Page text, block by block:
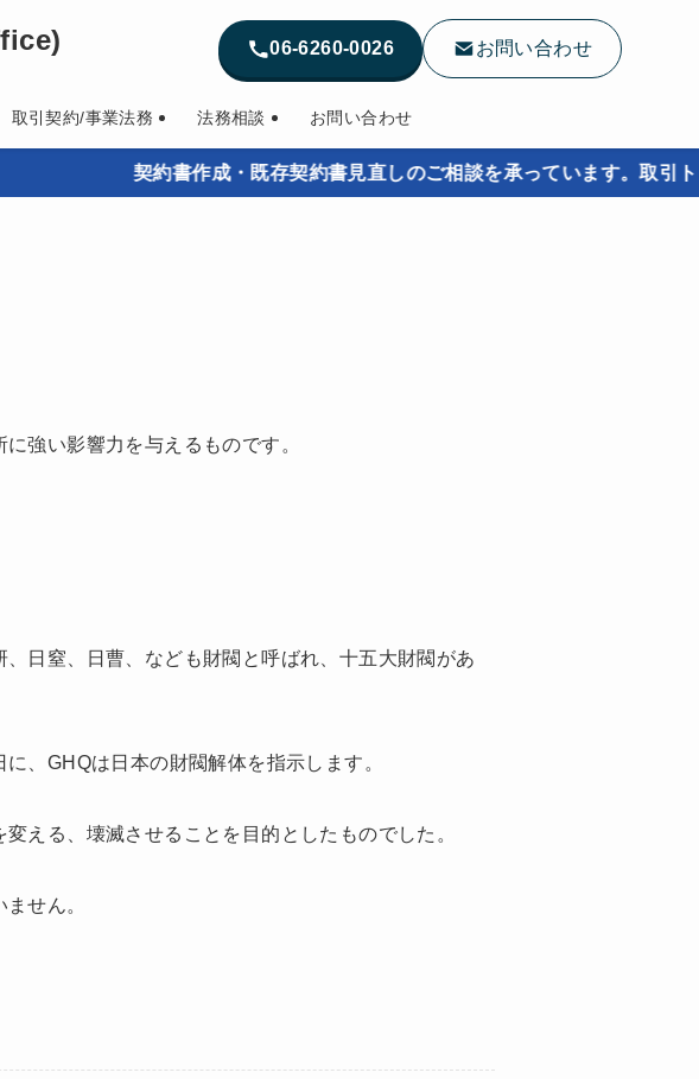
取引契約/事業法務 法務相談 お問い合わせ
06-6260-0026 お問い合わせ
契約書作成・既存契約書見直しのご相談を承っています。取引トラ
強い影響力を与えるものです。
日窒、日曹、なども財閥と呼ばれ、十五大財閥があ
、GHQは日本の財閥解体を指示します。
える、壊滅させることを目的としたものでした。
せん。